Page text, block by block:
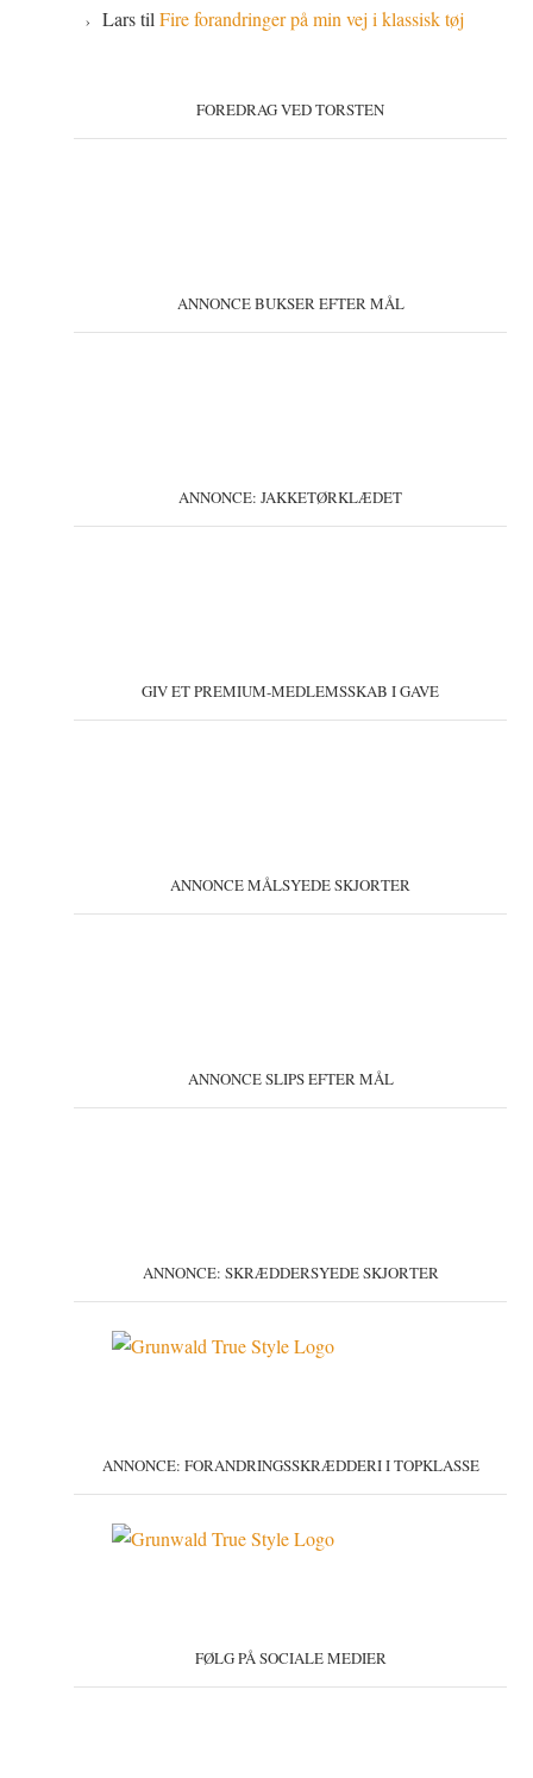
LarstilFire forandringer på min vej i klassisk tøj
FOREDRAG VED TORSTEN
ANNONCE BUKSER EFTER MÅL
ANNONCE: JAKKETØRKLÆDET
GIV ET PREMIUM-MEDLEMSSKAB I GAVE
ANNONCE MÅLSYEDE SKJORTER
ANNONCE SLIPS EFTER MÅL
ANNONCE: SKRÆDDERSYEDE SKJORTER
ANNONCE: FORANDRINGSSKRÆDDERI I TOPKLASSE
FØLG PÅ SOCIALE MEDIER